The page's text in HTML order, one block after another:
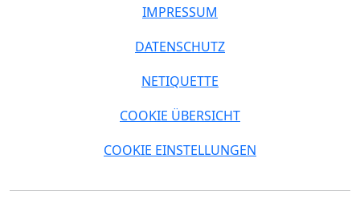
IMPRESSUM
DATENSCHUTZ
NETIQUETTE
COOKIE ÜBERSICHT
COOKIE EINSTELLUNGEN